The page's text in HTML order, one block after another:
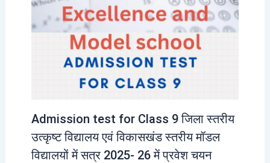
Admission test for Class 9 जिला स्तरीय
उत्कृष्ट विद्यालय एवं विकासखंड स्तरीय मॉडल
विद्यालयों में सत्र 2025- 26 में प्रवेश चयन